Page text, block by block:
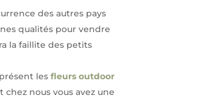
des autres pays
qualités pour vendre
la faillite des petits
les fleurs outdoor
chez nous vous avez une